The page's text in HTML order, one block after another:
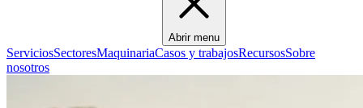
Abrir menu
ServiciosSectoresMaquinariaCasos y trabajosRecursosSobre
nosotros